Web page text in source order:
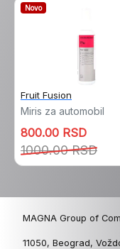
Novo
Fruit Fusion
Miris za automobil
800.00 RSD
1000.00 RSD
MAGNA Group of
11050, Beograd,